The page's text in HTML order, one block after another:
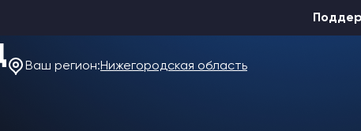
Ваш регион:Нижегородская область